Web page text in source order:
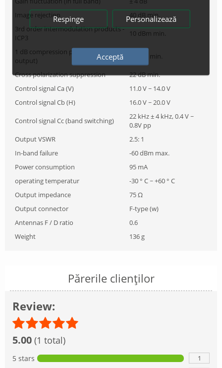
Image rejection
40 dB min.
3rd order intermodulation products -
ICP3
10 dBm min.
1 dB compression point (at the
output)
0 dBm min.
Cross polarization suppression
22 dB min.
Control signal Ca (V)
11.0 V ~ 14.0 V
Control signal Cb (H)
16.0 V ~ 20.0 V
Control signal Cc (band switching)
22 kHz ± 4 kHz, 0.4 V ~
0.8V pp
Output VSWR
2.5: 1
In-band failure
-60 dBm max.
Power consumption
95 mA
operating temperatur
-30 ° C ~ +60 ° C
Output impedance
75 Ω
Output connector
F-type (w)
Antennas F / D ratio
0.6
Weight
136 g
Părerile clienților
Review:
5.00 (1 total)
5 stars 1
Respinge Personalizează
Acceptă